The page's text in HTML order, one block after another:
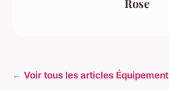
Rose
← Voir tous les articles Équipement